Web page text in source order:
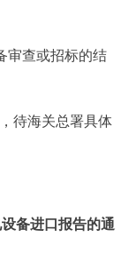
查或招标的结
待海关总署具体
备进口报告的通